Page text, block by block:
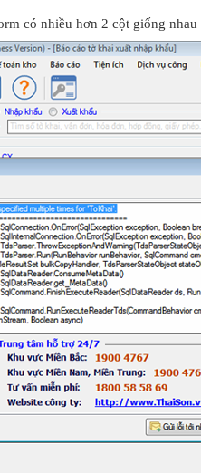
có nhiều hơn 2 cột giống